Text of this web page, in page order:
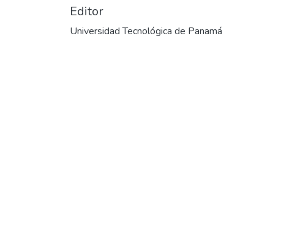
Editor
Universidad Tecnológica de Panamá